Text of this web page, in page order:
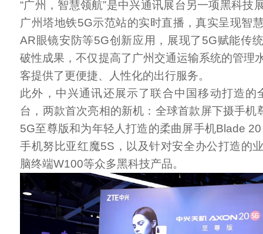
“广州，智慧领航”是中兴通讯展台另一项黑科技
广州塔地铁5G示范站的实时直播，真实呈现智
AR眼镜安防等5G创新应用，展现了5G赋能传
破性成果，不仅提高了广州交通运输系统的管理
客提供了更便捷、人性化的出行服务。
此外，中兴通讯还展示了联合中国移动打造的
台，两款首次亮相的新机：全球首款屏下摄手机
5G至尊版和为年轻人打造的柔曲屏手机Blade
手机努比亚红魔5S，以及针对安全办公打造的
脑终端W100等众多黑科技产品。